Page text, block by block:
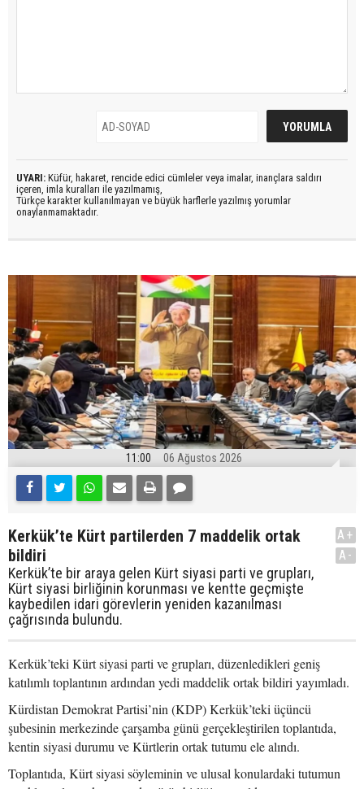
UYARI: Küfür, hakaret, rencide edici cümleler veya imalar, inançlara saldırı
içeren, imla kuralları ile yazılmamış,
Türkçe karakter kullanılmayan ve büyük harflerle yazılmış yorumlar
onaylanmamaktadır.
11:00 06 Ağustos 2026
Kerkük’te Kürt partilerden 7 maddelik ortak
bildiri
Kerkük’te bir araya gelen Kürt siyasi parti ve grupları,
Kürt siyasi birliğinin korunması ve kentte geçmişte
kaybedilen idari görevlerin yeniden kazanılması
çağrısında bulundu.
A+
A-
Kerkük’teki Kürt siyasi parti ve grupları, düzenledikleri geniş
katılımlı toplantının ardından yedi maddelik ortak bildiri yayımladı.
Kürdistan Demokrat Partisi’nin (KDP) Kerkük’teki üçüncü
şubesinin merkezinde çarşamba günü gerçekleştirilen toplantıda,
kentin siyasi durumu ve Kürtlerin ortak tutumu ele alındı.
Toplantıda, Kürt siyasi söyleminin ve ulusal konulardaki tutumun